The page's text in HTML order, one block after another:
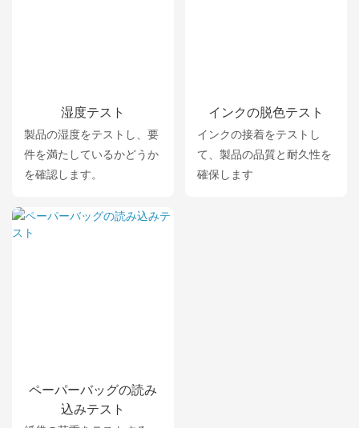
湿度テスト
製品の湿度をテストし、要
件を満たしているかどうか
を確認します。
インクの脱色テスト
インクの接着をテストし
て、製品の品質と耐久性を
確保します
ペーパーバッグの読み
込みテスト